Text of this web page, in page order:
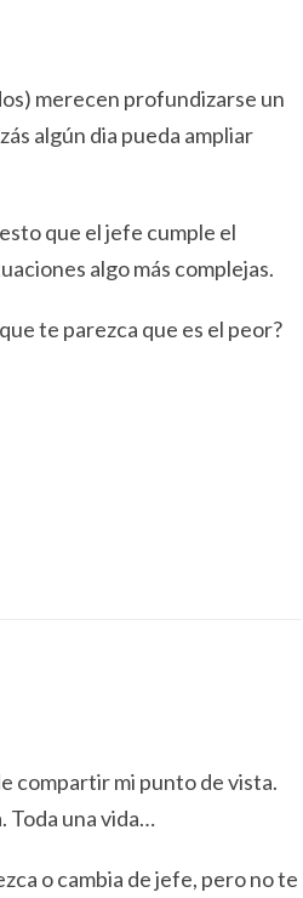
merecen profundizarse un
algún dia pueda ampliar
que el jefe cumple el
algo más complejas.
te parezca que es el peor?
compartir mi punto de vista.
Toda una vida…
o cambia de jefe, pero no te